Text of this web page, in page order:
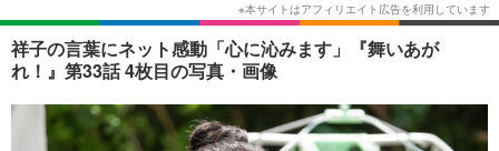
韓国・芸能
音楽 スポーツ
ショッピング その他
ライフTOP グルメ
ペット ショッピング
その他
リリース一覧
プッシュ通知の停止方法
祥子の言葉にネット感動「心に沁みます」『舞いあが
れ！』第33話 4枚目の写真・画像